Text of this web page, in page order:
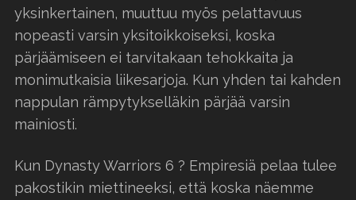
yksinkertainen, muuttuu myös pelattavuus
nopeasti varsin yksitoikkoiseksi, koska
pärjäämiseen ei tarvitakaan tehokkaita ja
monimutkaisia liikesarjoja. Kun yhden tai kahden
nappulan rämpytykselläkin pärjää varsin
mainiosti.
Kun Dynasty Warriors 6 ? Empiresiä pelaa tulee
pakostikin miettineeksi, että koska näemme